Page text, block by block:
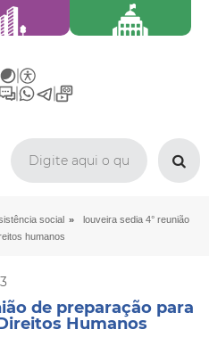
social »
louveira sedia 4° reunião
humanos
de preparação para
Humanos